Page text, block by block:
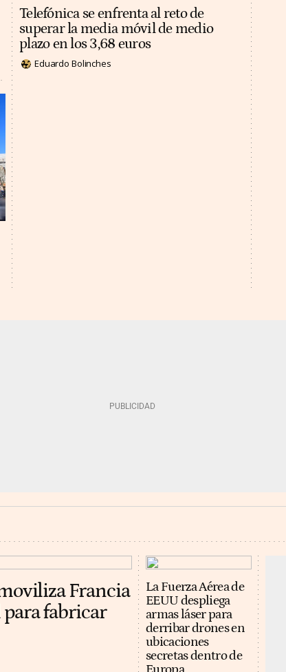
Telefónica se enfrenta al reto de
superar la media móvil de medio
plazo en los 3,68 euros
Eduardo Bolinches
Francia
fabricar
La Fuerza Aérea de
EEUU despliega
armas láser para
derribar drones en
ubicaciones
secretas dentro de